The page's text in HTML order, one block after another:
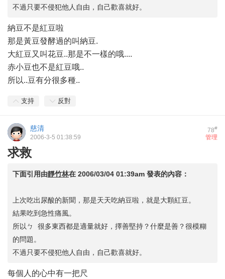
不過只要不侵犯他人自由，自己歡喜就好。
納豆不是紅豆啦
那是黃豆發酵過的叫納豆.
大紅豆又叫花豆..那是不一樣的哦....
赤小豆也不是紅豆哦..
所以..豆有分很多種..
支持 反對
78#
慈清
管理
2006-3-5 01:38:59
求救
下面引用由靜竹林在 2006/03/04 01:39am 發表的內容：
上次吃出尿酸的新聞，那是天天吃納豆啦，就是大顆紅豆。
結果吃到急性痛風。
所以ㄅ 很多東西都是適量就好，擇善堅持？什麼是善？很模糊
的問題。
不過只要不侵犯他人自由，自己歡喜就好。
每個人的心中有一把尺